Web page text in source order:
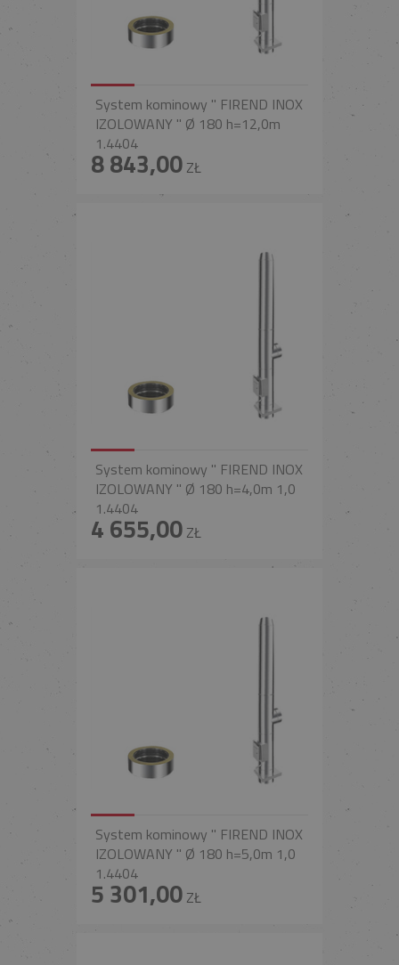
System kominowy " FIREND INOX
IZOLOWANY " Ø 180 h=12,0m
1.4404
8 843,00ZŁ
System kominowy " FIREND INOX
IZOLOWANY " Ø 180 h=4,0m 1,0
1.4404
4 655,00ZŁ
System kominowy " FIREND INOX
IZOLOWANY " Ø 180 h=5,0m 1,0
1.4404
5 301,00ZŁ